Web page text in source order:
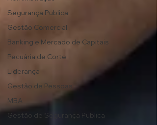
Segurança Publica
Gestão Comercial
Banking e Mercado de Capitais
Pecuária de Corte
Liderança
Gestão de Pessoas
MBA
Gestão de Segurança Publica